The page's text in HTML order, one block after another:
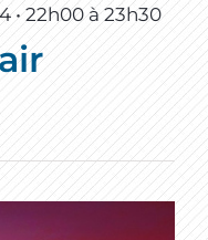
• 22h00 à 23h30